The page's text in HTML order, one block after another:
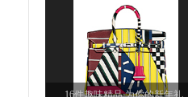
16件趣味精品 为你的新年礼..